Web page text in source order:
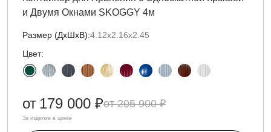
и Двумя Окнами SKOGGY 4м
Размер (ДxШxВ):4.12х2.16х2.45
Цвет:
205 900 ₽
от 179 000 ₽
За изделие в цинке